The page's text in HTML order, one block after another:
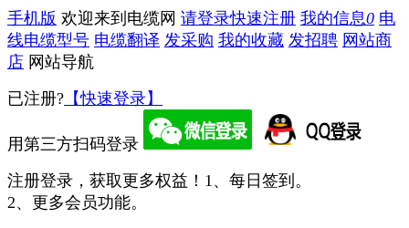
手机版 欢迎来到电缆网 请登录快速注册 我的信息0 电
线电缆型号 电缆翻译 发采购 我的收藏 发招聘 网站商
店 网站导航
已注册? 【快速登录】
用第三方扫码登录
注册登录，获取更多权益！ 1、每日签到。
2、更多会员功能。